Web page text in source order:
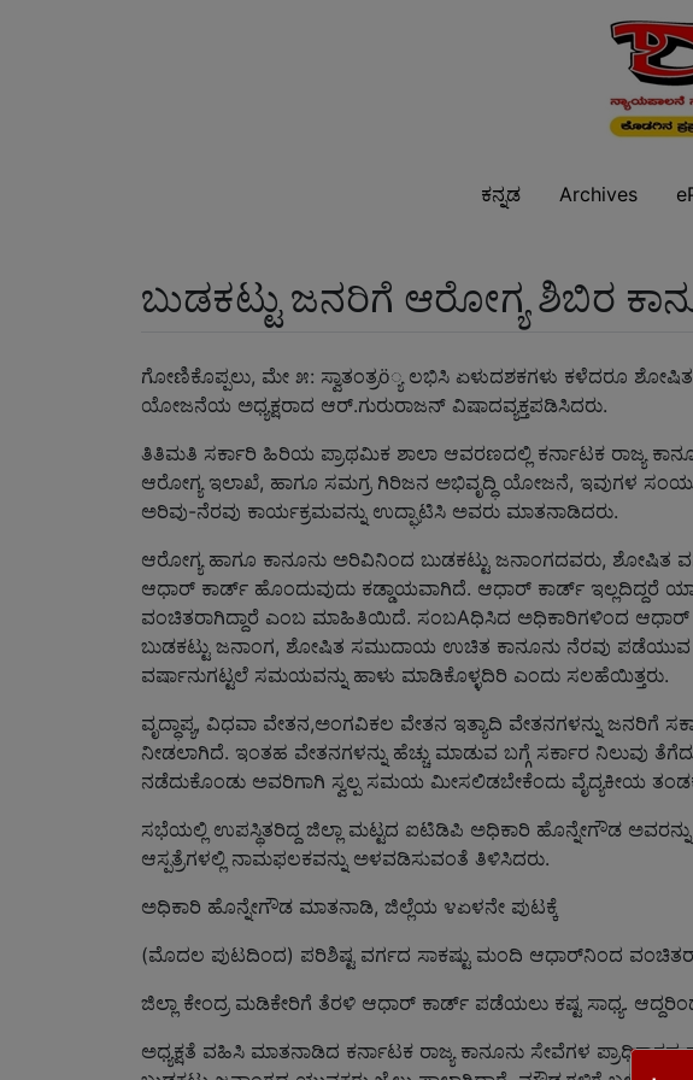
ಕನ್ನಡ Archives
ಬುಡಕಟ್ಟು ಜನರಿಗೆ ಆರೋಗ್ಯ ಶಿಬಿರ
ಗೋಣಿಕೊಪ್ಪಲು, ಮೇ ೫: ಸ್ವಾತಂತ್ರö್ಯ ಲಭಿಸಿ ಏಳುದಶಕಗಳು ಕಳೆದರೂ
ಯೋಜನೆಯ ಅಧ್ಯಕ್ಷರಾದ ಆರ್.ಗುರುರಾಜನ್ ವಿಷಾದವ್ಯಕ್ತಪಡಿಸಿದರು.
ತಿತಿಮತಿ ಸರ್ಕಾರಿ ಹಿರಿಯ ಪ್ರಾಥಮಿಕ ಶಾಲಾ ಆವರಣದಲ್ಲಿ ಕರ್ನಾಟಕ ರಾಜ್ಯ
ಆರೋಗ್ಯ ಇಲಾಖೆ, ಹಾಗೂ ಸಮಗ್ರ ಗಿರಿಜನ ಅಭಿವೃದ್ಧಿ ಯೋಜನೆ, ಇವುಗಳ
ಅರಿವು-ನೆರವು ಕಾರ್ಯಕ್ರಮವನ್ನು ಉದ್ಘಾಟಿಸಿ ಅವರು ಮಾತನಾಡಿದರು.
ಆರೋಗ್ಯ ಹಾಗೂ ಕಾನೂನು ಅರಿವಿನಿಂದ ಬುಡಕಟ್ಟು ಜನಾಂಗದವರು, ಶೋಷಿತ
ಆಧಾರ್ ಕಾರ್ಡ್ ಹೊಂದುವುದು ಕಡ್ಡಾಯವಾಗಿದೆ. ಆಧಾರ್ ಕಾರ್ಡ್ ಇಲ್ಲದಿದ್ದರೆ
ವಂಚಿತರಾಗಿದ್ದಾರೆ ಎಂಬ ಮಾಹಿತಿಯಿದೆ. ಸಂಬAಧಿಸಿದ ಅಧಿಕಾರಿಗಳಿಂದ ಆಧಾರ್
ಬುಡಕಟ್ಟು ಜನಾಂಗ, ಶೋಷಿತ ಸಮುದಾಯ ಉಚಿತ ಕಾನೂನು ನೆರವು ಪಡೆಯುವ
ವರ್ಷಾನುಗಟ್ಟಲೆ ಸಮಯವನ್ನು ಹಾಳು ಮಾಡಿಕೊಳ್ಳದಿರಿ ಎಂದು ಸಲಹೆಯಿತ್ತರು.
ವೃದ್ಧಾಪ್ಯ, ವಿಧವಾ ವೇತನ,ಅಂಗವಿಕಲ ವೇತನ ಇತ್ಯಾದಿ ವೇತನಗಳನ್ನು ಜನರಿಗೆ
ನೀಡಲಾಗಿದೆ. ಇಂತಹ ವೇತನಗಳನ್ನು ಹೆಚ್ಚು ಮಾಡುವ ಬಗ್ಗೆ ಸರ್ಕಾರ ನಿಲುವು
ನಡೆದುಕೊಂಡು ಅವರಿಗಾಗಿ ಸ್ವಲ್ಪ ಸಮಯ ಮೀಸಲಿಡಬೇಕೆಂದು ವೈದ್ಯಕೀಯ
ಸಭೆಯಲ್ಲಿ ಉಪಸ್ಥಿತರಿದ್ದ ಜಿಲ್ಲಾ ಮಟ್ಟದ ಐಟಿಡಿಪಿ ಅಧಿಕಾರಿ ಹೊನ್ನೇಗೌಡ
ಆಸ್ಪತ್ರೆಗಳಲ್ಲಿ ನಾಮಫಲಕವನ್ನು ಅಳವಡಿಸುವಂತೆ ತಿಳಿಸಿದರು.
ಅಧಿಕಾರಿ ಹೊನ್ನೇಗೌಡ ಮಾತನಾಡಿ, ಜಿಲ್ಲೆಯ ೪ಏಳನೇ ಪುಟಕ್ಕೆ
(ಮೊದಲ ಪುಟದಿಂದ) ಪರಿಶಿಷ್ಟ ವರ್ಗದ ಸಾಕಷ್ಟು ಮಂದಿ ಆಧಾರ್‌ನಿಂದ
ಜಿಲ್ಲಾ ಕೇಂದ್ರ ಮಡಿಕೇರಿಗೆ ತೆರಳಿ ಆಧಾರ್ ಕಾರ್ಡ್ ಪಡೆಯಲು ಕಷ್ಟ ಸಾಧ್ಯ.
ಅಧ್ಯಕ್ಷತೆ ವಹಿಸಿ ಮಾತನಾಡಿದ ಕರ್ನಾಟಕ ರಾಜ್ಯ ಕಾನೂನು ಸೇವೆಗಳ